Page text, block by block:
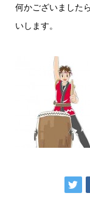
何かございました
いします。